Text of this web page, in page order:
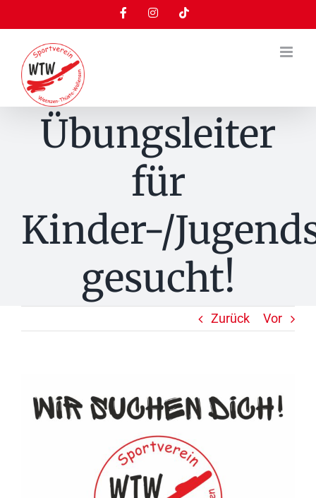
Inhalt
springen
FacebookInstagramTiktok
Übungsleiter
für
Kinder-/
gesucht!
Zurück Vor
grösseres